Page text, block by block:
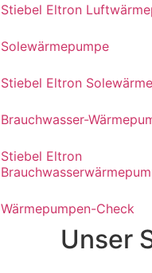
Stiebel Eltron
Solewärmepumpe
Stiebel Eltron
Brauchwasser-
Stiebel Eltron
Wärmepumpen-Check
Unser